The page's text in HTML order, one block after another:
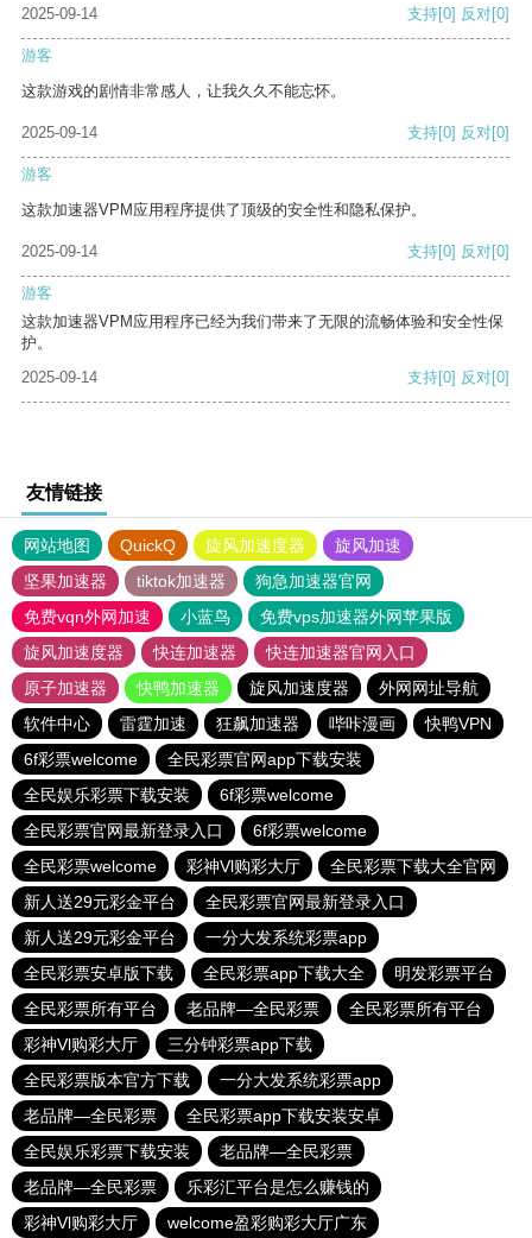
2025-09-14
支持[0] 反对[0]
游客
这款游戏的剧情非常感人，让我久久不能忘怀。
2025-09-14 支持[0] 反对[0]
游客
这款加速器VPM应用程序提供了顶级的安全性和隐私保护。
2025-09-14 支持[0] 反对[0]
游客
这款加速器VPM应用程序已经为我们带来了无限的流畅体验和安全性保
护。
2025-09-14
支持[0] 反对[0]
友情链接
网站地图 QuickQ 旋风加速度器
旋风加速
坚果加速器
tiktok加速器
狗急加速器官网
免费vqn外网加速
小蓝鸟
免费vps加速器外网苹果版
旋风加速度器
快连加速器
快连加速器官网入口
原子加速器
快鸭加速器 旋风加速度器
外网网址导航
软件中心
雷霆加速 狂飙加速器 哔咔漫画
快鸭VPN
6f彩票welcome
全民彩票官网app下载安装
全民娱乐彩票下载安装
6f彩票welcome
全民彩票官网最新登录入口
6f彩票welcome
全民彩票welcome
彩神Vl购彩大厅
全民彩票下载大全官网
新人送29元彩金平台
全民彩票官网最新登录入口
新人送29元彩金平台
一分大发系统彩票app
全民彩票安卓版下载
全民彩票app下载大全
明发彩票平台
全民彩票所有平台
老品牌—全民彩票
全民彩票所有平台
彩神Vl购彩大厅
三分钟彩票app下载
全民彩票版本官方下载
一分大发系统彩票app
老品牌—全民彩票
全民彩票app下载安装安卓
全民娱乐彩票下载安装
老品牌—全民彩票
老品牌—全民彩票
乐彩汇平台是怎么赚钱的
彩神Vl购彩大厅
welcome盈彩购彩大厅广东